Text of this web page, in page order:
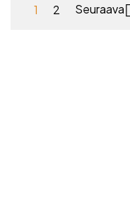
1
2 Seuraava